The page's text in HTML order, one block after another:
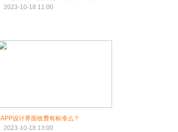
2023-10-18 11:00
APP设计界面收费有标准么？
2023-10-18 13:00